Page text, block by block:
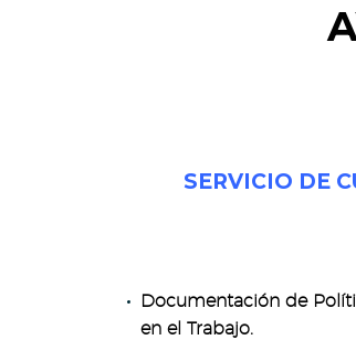
SERVICIO DE
Documentación de
en el Trabajo.